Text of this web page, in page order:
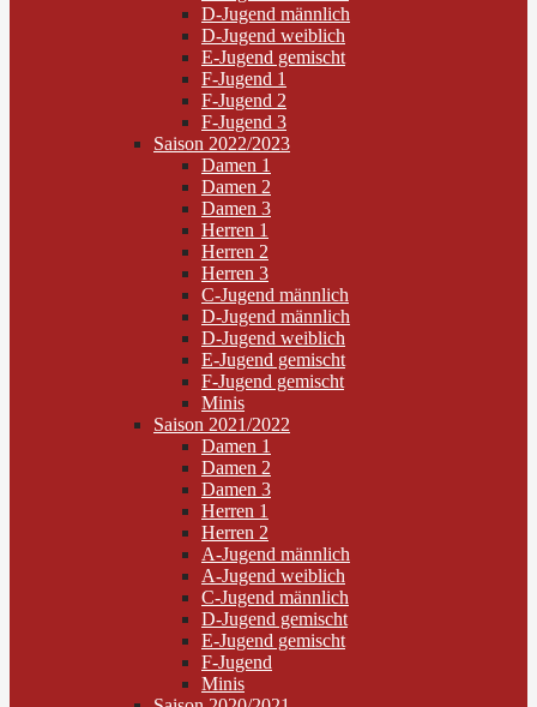
D-Jugend männlich
D-Jugend weiblich
E-Jugend gemischt
F-Jugend 1
F-Jugend 2
F-Jugend 3
Saison 2022/2023
Damen 1
Damen 2
Damen 3
Herren 1
Herren 2
Herren 3
C-Jugend männlich
D-Jugend männlich
D-Jugend weiblich
E-Jugend gemischt
F-Jugend gemischt
Minis
Saison 2021/2022
Damen 1
Damen 2
Damen 3
Herren 1
Herren 2
A-Jugend männlich
A-Jugend weiblich
C-Jugend männlich
D-Jugend gemischt
E-Jugend gemischt
F-Jugend
Minis